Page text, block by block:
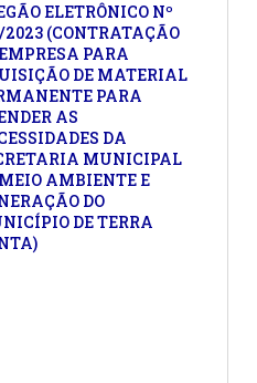
ELETRÔNICO Nº
2023 (CONTRATAÇÃO
PARA
DE MATERIAL
PARA
AS
DA
MUNICIPAL
AMBIENTE E
DO
DE TERRA